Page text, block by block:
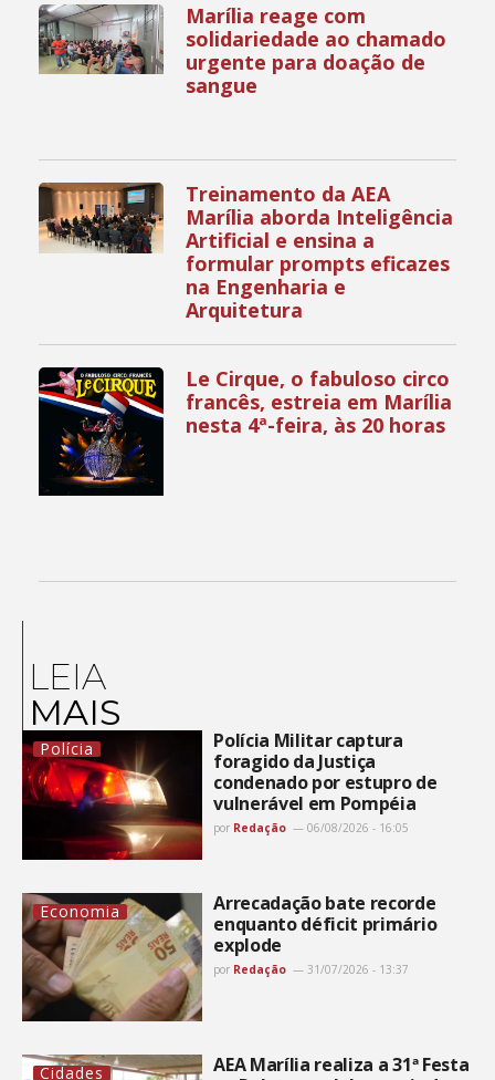
Marília reage com
solidariedade ao chamado
urgente para doação de
sangue
Treinamento da AEA
Marília aborda Inteligência
Artificial e ensina a
formular prompts eficazes
na Engenharia e
Arquitetura
Le Cirque, o fabuloso circo
francês, estreia em Marília
nesta 4ª-feira, às 20 horas
LEIA
MAIS
Polícia
Polícia Militar captura
foragido da Justiça
condenado por estupro de
vulnerável em Pompéia
por Redação 06/08/2026 - 16:05
Economia
Arrecadação bate recorde
enquanto déficit primário
explode
por Redação 31/07/2026 - 13:37
Cidades
AEA Marília realiza a 31ª Festa